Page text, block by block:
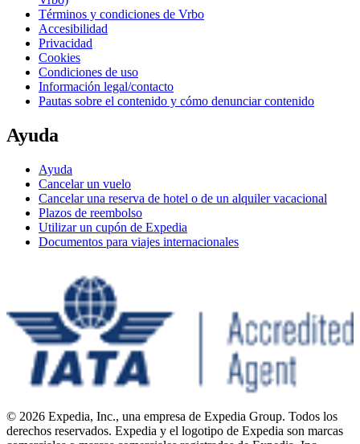
Términos y condiciones de Vrbo
Accesibilidad
Privacidad
Cookies
Condiciones de uso
Información legal/contacto
Pautas sobre el contenido y cómo denunciar contenido
Ayuda
Ayuda
Cancelar un vuelo
Cancelar una reserva de hotel o de un alquiler vacacional
Plazos de reembolso
Utilizar un cupón de Expedia
Documentos para viajes internacionales
© 2026 Expedia, Inc., una empresa de Expedia Group. Todos los
derechos reservados. Expedia y el logotipo de Expedia son marcas